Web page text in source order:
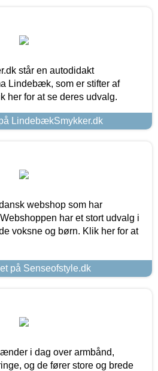
står en autodidakt
Lindebæk, som er stifter af
her for at se deres udvalg.
LindebækSmykker.dk
webshop som har
har et stort udvalg i
voksne og børn. Klik her for at
på Senseofstyle.dk
i dag over armbånd,
og de fører store og brede